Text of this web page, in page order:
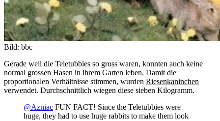
Bild: bbc
Gerade weil die Teletubbies so gross waren, konnten auch keine
normal grossen Hasen in ihrem Garten leben. Damit die
proportionalen Verhältnisse stimmen, wurden Riesenkaninchen
verwendet. Durchschnittlich wiegen diese sieben Kilogramm.
@Azniac FUN FACT! Since the Teletubbies were
huge, they had to use huge rabbits to make them look